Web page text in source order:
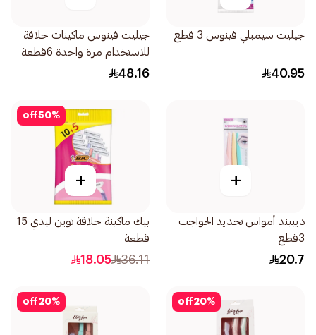
جيليت سيمبلي فينوس 3 قطع
40.95
جيليت فينوس ماكينات حلاقة
للاستخدام مرة واحدة 6قطعة
48.16
+
ديبيند أمواس تحديد الحواجب
3قطع
20.7
50%
off
+
بيك ماكينة حلاقة توين ليدي 15
قطعة
36.11
18.05
20%
off
20%
off